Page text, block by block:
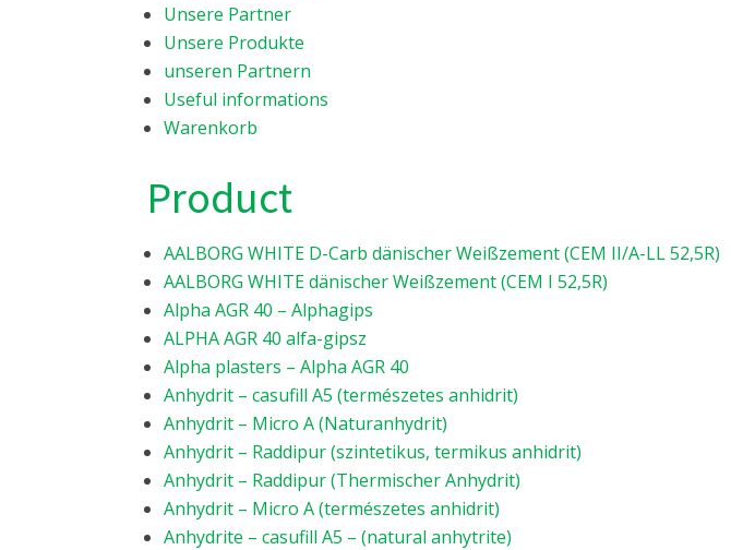
Unsere Partner
Unsere Produkte
unseren Partnern
Useful informations
Warenkorb
Product
AALBORG WHITE D-Carb dänischer Weißzement (CEM II/A-LL 52,5R)
AALBORG WHITE dänischer Weißzement (CEM I 52,5R)
Alpha AGR 40 – Alphagips
ALPHA AGR 40 alfa-gipsz
Alpha plasters – Alpha AGR 40
Anhydrit – casufill A5 (természetes anhidrit)
Anhydrit – Micro A (Naturanhydrit)
Anhydrit – Raddipur (szintetikus, termikus anhidrit)
Anhydrit – Raddipur (Thermischer Anhydrit)
Anhydrit – Micro A (természetes anhidrit)
Anhydrite – casufill A5 – (natural anhytrite)